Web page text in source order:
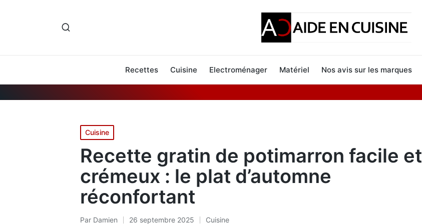
Recettes Cuisine Electroménager Matériel Nos avis sur les marques
Posted
in
Cuisine
Recette gratin de potimarron facile et
crémeux : le plat d’automne
réconfortant
Par Damien 26 septembre 2025 Cuisine